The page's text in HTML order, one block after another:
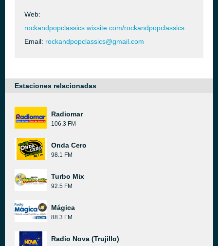
Web:
rockandpopclassics.wixsite.com/rockandpopclassics
Email: rockandpopclassics@gmail.com
Estaciones relacionadas
Radiomar
106.3 FM
Onda Cero
98.1 FM
Turbo Mix
92.5 FM
Mágica
88.3 FM
Radio Nova (Trujillo)